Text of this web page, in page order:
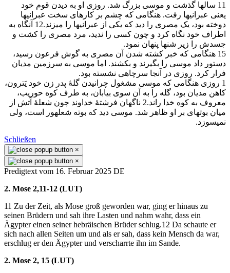
11 سالها گذشت و موسی بزرگ شد. روزی او به ديدن قوم خود
يعنی عبرانیها رفت. هنگامی كه چشم بر كارهای سخت عبرانیها
دوخته بود، يک مصری را ديد كه يكی از عبرانیها را میزند.12 آنگاه به
اطراف خود نگاه كرد و چون كسی را نديد، مرد مصری را كشت و
جسدش را زير شنها پنهان نمود.
15 هنگامی كه خبر كشته شدن آن مصری به گوش فرعون رسيد،
دستور داد موسی را بگيرند و بكشند. اما موسی به سرزمين مديان
فرار كرد. روزی در آنجا سرچاهی نشسته بود.
1 روزی هنگامی كه موسی مشغول چرانيدن گلهٔ پدر زن خود يَترون،
كاهن مديان بود، گله را به آن سوی بيابان، به طرف كوه حوريب،
معروف به كوه خدا راند.2 ناگهان فرشتهٔ خداوند چون شعلهٔ آتش از
ميان بوتهای بر او ظاهر شد. موسی ديد كه بوته شعلهور است، ولی
نمیسوزد.
Schließen
×
×
Predigtext vom 16. Februar 2025 DE
2. Mose 2,11-12 (LUT)
11 Zu der Zeit, als Mose groß geworden war, ging er hinaus zu
seinen Brüdern und sah ihre Lasten und nahm wahr, dass ein
Ägypter einen seiner hebräischen Brüder schlug.12 Da schaute er
sich nach allen Seiten um und als er sah, dass kein Mensch da war,
erschlug er den Ägypter und verscharrte ihn im Sande.
2. Mose 2, 15 (LUT)